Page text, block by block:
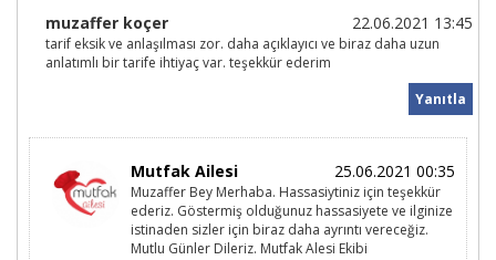
muzaffer koçer 22.06.2021 13:45
tarif eksik ve anlaşılması zor. daha açıklayıcı ve biraz daha uzun
anlatımlı bir tarife ihtiyaç var. teşekkür ederim
Yanıtla
Mutfak Ailesi 25.06.2021 00:35
Muzaffer Bey Merhaba. Hassasiytiniz için teşekkür
ederiz. Göstermiş olduğunuz hassasiyete ve ilginize
istinaden sizler için biraz daha ayrıntı vereceğiz.
Mutlu Günler Dileriz. Mutfak Alesi Ekibi